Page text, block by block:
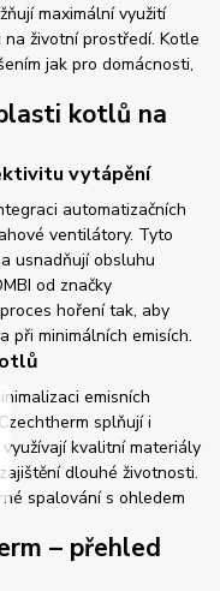
maximální využití
životní prostředí. Kotle
jak pro domácnosti,
kotlů na
vytápění
automatizačních
ventilátory. Tyto
usnadňují obsluhu
od značky
hoření tak, aby
při minimálních emisích.
emisních
splňují i
kvalitní materiály
dlouhé životnosti.
spalování s ohledem
– přehled